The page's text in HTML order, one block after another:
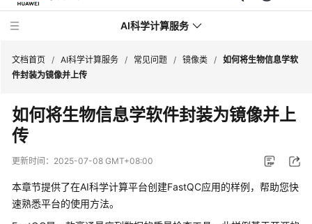
AI科学计算服务
最
新
动
产
品
介
文档首页 / AI科学计算服务 / 常见问题 / 镜像类 / 如何将生物信息学软
件封装为镜像并上传
如何将生物信息学软件封装为镜像并上
传
更新时间： 2025-07-08 GMT+08:00
本章节提供了在AI科学计算平台创建FastQC应用的样例，帮助您快
速熟悉平台的使用方法。